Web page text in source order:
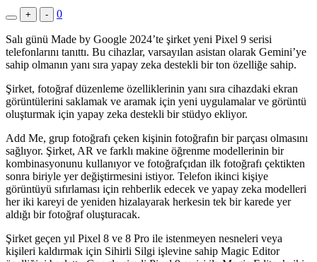
+ - 0
Salı günü Made by Google 2024’te şirket yeni Pixel 9 serisi
telefonlarını tanıttı. Bu cihazlar, varsayılan asistan olarak Gemini’ye
sahip olmanın yanı sıra yapay zeka destekli bir ton özelliğe sahip.
Şirket, fotoğraf düzenleme özelliklerinin yanı sıra cihazdaki ekran
görüntülerini saklamak ve aramak için yeni uygulamalar ve görüntü
oluşturmak için yapay zeka destekli bir stüdyo ekliyor.
Add Me, grup fotoğrafı çeken kişinin fotoğrafın bir parçası olmasını
sağlıyor. Şirket, AR ve farklı makine öğrenme modellerinin bir
kombinasyonunu kullanıyor ve fotoğrafçıdan ilk fotoğrafı çektikten
sonra biriyle yer değiştirmesini istiyor. Telefon ikinci kişiye
görüntüyü sıfırlaması için rehberlik edecek ve yapay zeka modelleri
her iki kareyi de yeniden hizalayarak herkesin tek bir karede yer
aldığı bir fotoğraf oluşturacak.
Şirket geçen yıl Pixel 8 ve 8 Pro ile istenmeyen nesneleri veya
kişileri kaldırmak için Sihirli Silgi işlevine sahip Magic Editor